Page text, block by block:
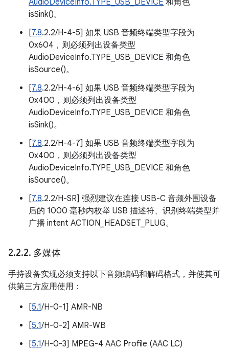
AudioDeviceInfo.TYPE_USB_DEVICE 和角色
isSink()。
[7.8.2.2/H-4-5] 如果 USB 音频终端类型字段为
0x604，则必须列出设备类型
AudioDeviceInfo.TYPE_USB_DEVICE 和角色
isSource()。
[7.8.2.2/H-4-6] 如果 USB 音频终端类型字段为
0x400，则必须列出设备类型
AudioDeviceInfo.TYPE_USB_DEVICE 和角色
isSink()。
[7.8.2.2/H-4-7] 如果 USB 音频终端类型字段为
0x400，则必须列出设备类型
AudioDeviceInfo.TYPE_USB_DEVICE 和角色
isSource()。
[7.8.2.2/H-SR] 强烈建议在连接 USB-C 音频外围设备
后的 1000 毫秒内枚举 USB 描述符、识别终端类型并
广播 intent ACTION_HEADSET_PLUG。
2.2.2. 多媒体
手持设备实现必须支持以下音频编码和解码格式，并使其可
供第三方应用使用：
[5.1/H-0-1] AMR-NB
[5.1/H-0-2] AMR-WB
[5.1/H-0-3] MPEG-4 AAC Profile (AAC LC)